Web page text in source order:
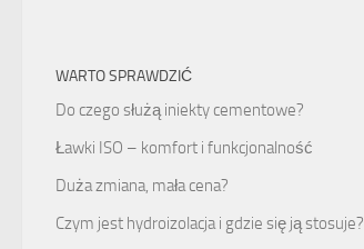
WARTO SPRAWDZIĆ
Do czego służą iniekty cementowe?
Ławki ISO – komfort i funkcjonalność
Duża zmiana, mała cena?
Czym jest hydroizolacja i gdzie się ją stosuje?